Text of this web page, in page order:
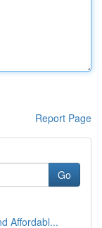
Report Page
Go
Affordabl...